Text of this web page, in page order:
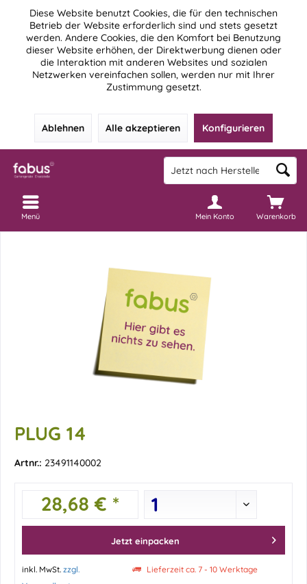
Diese Website benutzt Cookies, die für den technischen
Betrieb der Website erforderlich sind und stets gesetzt
werden. Andere Cookies, die den Komfort bei Benutzung
dieser Website erhöhen, der Direktwerbung dienen oder
die Interaktion mit anderen Websites und sozialen
Netzwerken vereinfachen sollen, werden nur mit Ihrer
Zustimmung gesetzt.
Ablehnen Alle akzeptieren Konfigurieren
Warenkorb
Mein Konto
Menü
PLUG 14
Artnr.: 23491140002
28,68 € *
Jetzt einpacken
inkl. MwSt. zzgl.
Lieferzeit ca. 7 - 10 Werktage